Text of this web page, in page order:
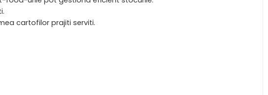
cartofilor prajiti serviti.